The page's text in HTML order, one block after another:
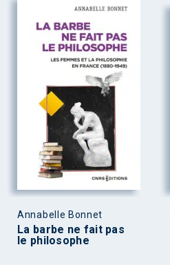
Annabelle Bonnet
La barbe ne fait pas
le philosophe